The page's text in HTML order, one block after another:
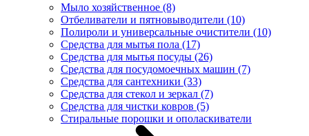
Мыло хозяйственное (8)
Отбеливатели и пятновыводители (10)
Полироли и универсальные очистители (10)
Средства для мытья пола (17)
Средства для мытья посуды (26)
Средства для посудомоечных машин (7)
Средства для сантехники (33)
Средства для стекол и зеркал (7)
Средства для чистки ковров (5)
Стиральные порошки и ополаскиватели